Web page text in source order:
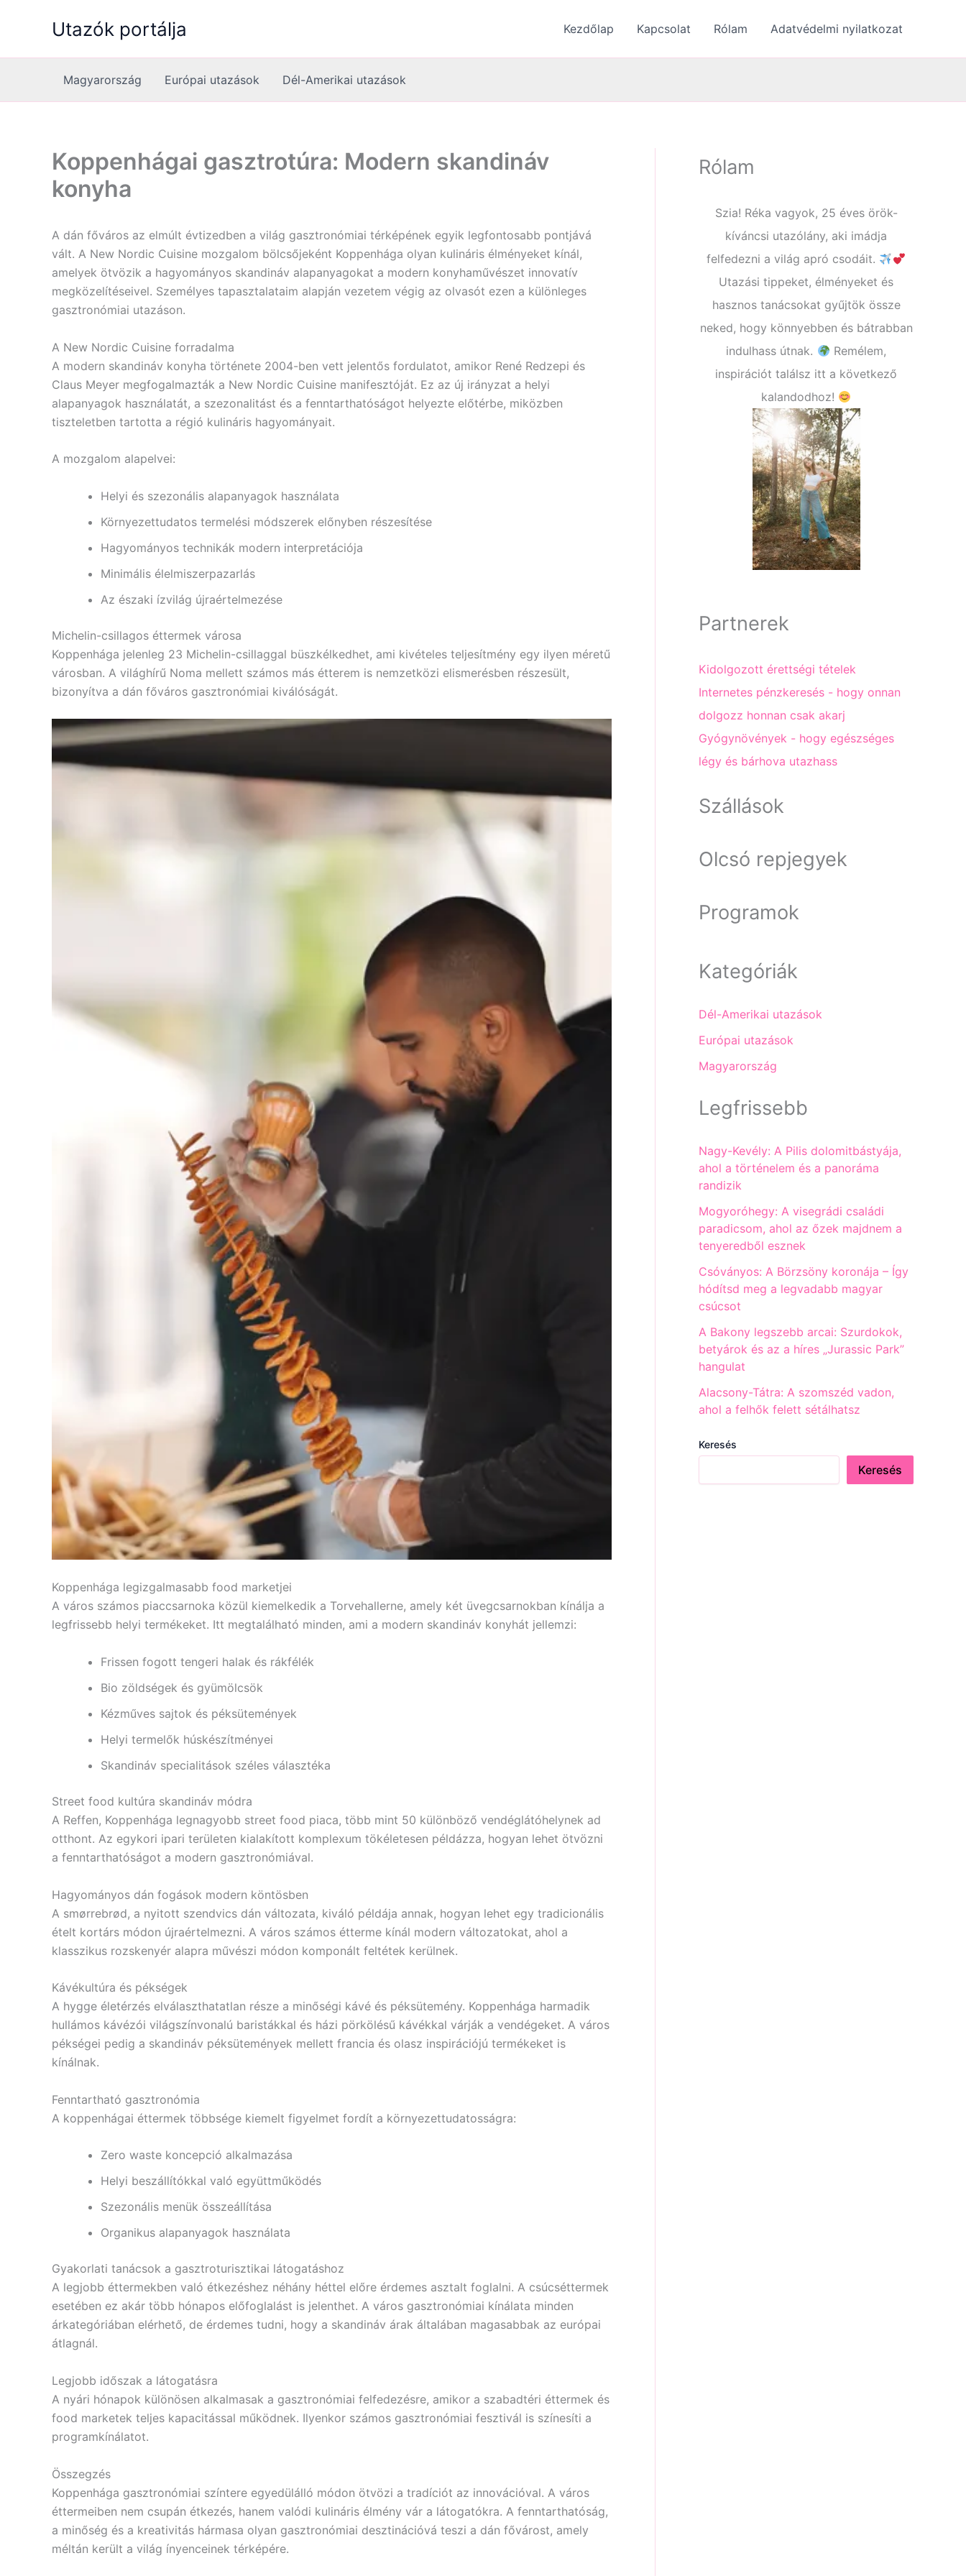
Utazók portálja Kezdőlap Kapcsolat Rólam Adatvédelmi nyilatkozat
Magyarország Európai utazások Dél-Amerikai utazások
Koppenhágai gasztrotúra: Modern skandináv
konyha
A dán főváros az elmúlt évtizedben a világ gasztronómiai térképének egyik legfontosabb pontjává
vált. A New Nordic Cuisine mozgalom bölcsőjeként Koppenhága olyan kulináris élményeket kínál,
amelyek ötvözik a hagyományos skandináv alapanyagokat a modern konyhaművészet innovatív
megközelítéseivel. Személyes tapasztalataim alapján vezetem végig az olvasót ezen a különleges
gasztronómiai utazáson.
A New Nordic Cuisine forradalma
A modern skandináv konyha története 2004-ben vett jelentős fordulatot, amikor René Redzepi és
Claus Meyer megfogalmazták a New Nordic Cuisine manifesztóját. Ez az új irányzat a helyi
alapanyagok használatát, a szezonalitást és a fenntarthatóságot helyezte előtérbe, miközben
tiszteletben tartotta a régió kulináris hagyományait.
A mozgalom alapelvei:
Helyi és szezonális alapanyagok használata
Környezettudatos termelési módszerek előnyben részesítése
Hagyományos technikák modern interpretációja
Minimális élelmiszerpazarlás
Az északi ízvilág újraértelmezése
Michelin-csillagos éttermek városa
Koppenhága jelenleg 23 Michelin-csillaggal büszkélkedhet, ami kivételes teljesítmény egy ilyen méretű
városban. A világhírű Noma mellett számos más étterem is nemzetközi elismerésben részesült,
bizonyítva a dán főváros gasztronómiai kiválóságát.
Koppenhága legizgalmasabb food marketjei
A város számos piaccsarnoka közül kiemelkedik a Torvehallerne, amely két üvegcsarnokban kínálja a
legfrissebb helyi termékeket. Itt megtalálható minden, ami a modern skandináv konyhát jellemzi:
Frissen fogott tengeri halak és rákfélék
Bio zöldségek és gyümölcsök
Kézműves sajtok és péksütemények
Helyi termelők húskészítményei
Skandináv specialitások széles választéka
Street food kultúra skandináv módra
A Reffen, Koppenhága legnagyobb street food piaca, több mint 50 különböző vendéglátóhelynek ad
otthont. Az egykori ipari területen kialakított komplexum tökéletesen példázza, hogyan lehet ötvözni
a fenntarthatóságot a modern gasztronómiával.
Hagyományos dán fogások modern köntösben
A smørrebrød, a nyitott szendvics dán változata, kiváló példája annak, hogyan lehet egy tradicionális
ételt kortárs módon újraértelmezni. A város számos étterme kínál modern változatokat, ahol a
klasszikus rozskenyér alapra művészi módon komponált feltétek kerülnek.
Kávékultúra és pékségek
A hygge életérzés elválaszthatatlan része a minőségi kávé és péksütemény. Koppenhága harmadik
hullámos kávézói világszínvonalú baristákkal és házi pörkölésű kávékkal várják a vendégeket. A város
pékségei pedig a skandináv péksütemények mellett francia és olasz inspirációjú termékeket is
kínálnak.
Fenntartható gasztronómia
A koppenhágai éttermek többsége kiemelt figyelmet fordít a környezettudatosságra:
Zero waste koncepció alkalmazása
Helyi beszállítókkal való együttműködés
Szezonális menük összeállítása
Organikus alapanyagok használata
Gyakorlati tanácsok a gasztroturisztikai látogatáshoz
A legjobb éttermekben való étkezéshez néhány héttel előre érdemes asztalt foglalni. A csúcséttermek
esetében ez akár több hónapos előfoglalást is jelenthet. A város gasztronómiai kínálata minden
árkategóriában elérhető, de érdemes tudni, hogy a skandináv árak általában magasabbak az európai
átlagnál.
Legjobb időszak a látogatásra
A nyári hónapok különösen alkalmasak a gasztronómiai felfedezésre, amikor a szabadtéri éttermek és
food marketek teljes kapacitással működnek. Ilyenkor számos gasztronómiai fesztivál is színesíti a
programkínálatot.
Összegzés
Koppenhága gasztronómiai színtere egyedülálló módon ötvözi a tradíciót az innovációval. A város
éttermeiben nem csupán étkezés, hanem valódi kulináris élmény vár a látogatókra. A fenntarthatóság,
a minőség és a kreativitás hármasa olyan gasztronómiai desztinációvá teszi a dán fővárost, amely
méltán került a világ ínyenceinek térképére.
Rólam
Szia! Réka vagyok, 25 éves örök-
kíváncsi utazólány, aki imádja
felfedezni a világ apró csodáit.
Utazási tippeket, élményeket és
hasznos tanácsokat gyűjtök össze
neked, hogy könnyebben és bátrabban
indulhass útnak.
Remélem,
inspirációt találsz itt a következő
kalandodhoz!
Partnerek
Kidolgozott érettségi tételek
Internetes pénzkeresés - hogy onnan
dolgozz honnan csak akarj
Gyógynövények - hogy egészséges
légy és bárhova utazhass
Szállások
Olcsó repjegyek
Programok
Kategóriák
Dél-Amerikai utazások
Európai utazások
Magyarország
Legfrissebb
Nagy-Kevély: A Pilis dolomitbástyája,
ahol a történelem és a panoráma
randizik
Mogyoróhegy: A visegrádi családi
paradicsom, ahol az őzek majdnem a
tenyeredből esznek
Csóványos: A Börzsöny koronája – Így
hódítsd meg a legvadabb magyar
csúcsot
A Bakony legszebb arcai: Szurdokok,
betyárok és az a híres „Jurassic Park”
hangulat
Alacsony-Tátra: A szomszéd vadon,
ahol a felhők felett sétálhatsz
Keresés
Keresés